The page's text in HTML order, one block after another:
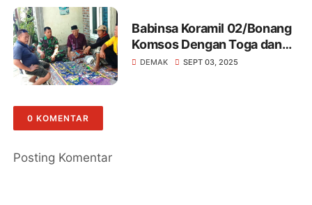
Babinsa Koramil 02/Bonang
Komsos Dengan Toga dan
Tomas Di Wilayah Binaan
DEMAK SEPT 03, 2025
0 KOMENTAR
Posting Komentar